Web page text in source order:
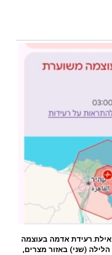
אדמה בעוצמה
הלילה (שני) באזור מצרים,